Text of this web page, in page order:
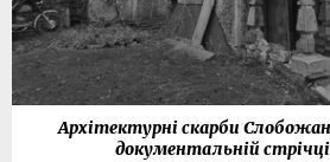
Архітектурні скарби
документальній